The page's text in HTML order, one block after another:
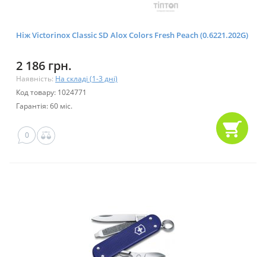
Ніж Victorinox Classic SD Alox Colors Fresh Peach (0.6221.202G)
2 186 грн.
Наявність: На складі (1-3 дні)
Код товару: 1024771
Гарантія: 60 міс.
0